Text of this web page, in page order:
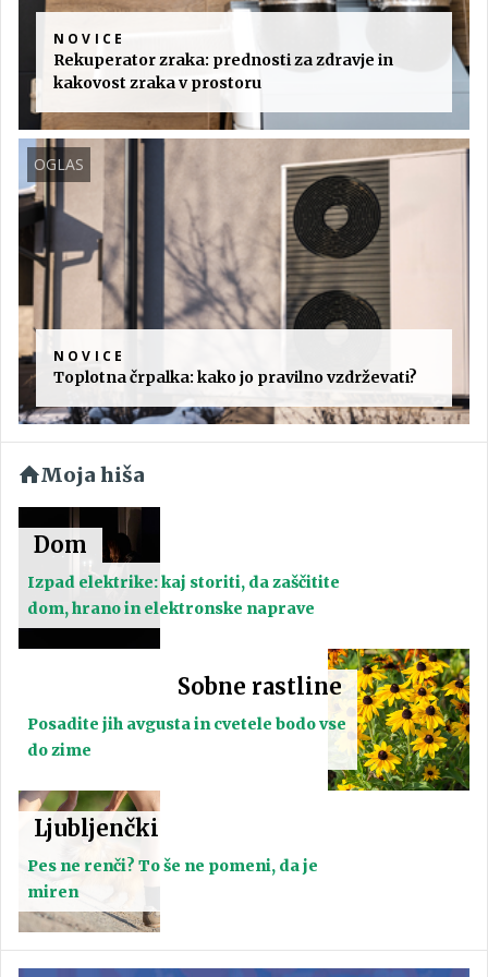
NOVICE
Rekuperator zraka: prednosti za zdravje in
kakovost zraka v prostoru
OGLAS
NOVICE
Toplotna črpalka: kako jo pravilno vzdrževati?
Moja hiša
Dom
Izpad elektrike: kaj storiti, da zaščitite
dom, hrano in elektronske naprave
Sobne rastline
Posadite jih avgusta in cvetele bodo vse
do zime
Ljubljenčki
Pes ne renči? To še ne pomeni, da je
miren